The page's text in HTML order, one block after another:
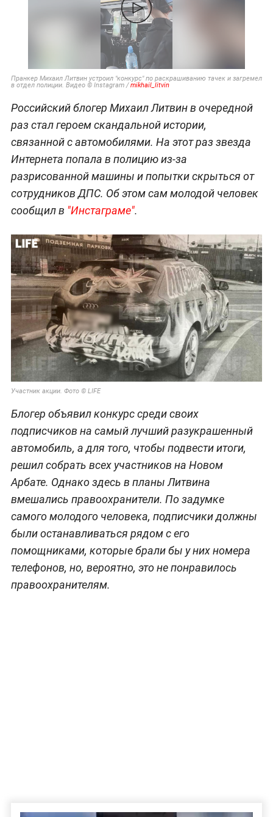
Пранкер Михаил Литвин устроил "конкурс" по раскрашиванию тачек и загремел
в отдел полиции. Видео © Instagram /mikhail_litvin
Российский блогер Михаил Литвин в очередной
раз стал героем скандальной истории,
связанной с автомобилями. На этот раз звезда
Интернета попала в полицию из-за
разрисованной машины и попытки скрыться от
сотрудников ДПС. Об этом сам молодой человек
сообщил в "Инстаграме".
Участник акции. Фото © LIFE
Блогер объявил конкурс среди своих
подписчиков на самый лучший разукрашенный
автомобиль, а для того, чтобы подвести итоги,
решил собрать всех участников на Новом
Арбате. Однако здесь в планы Литвина
вмешались правоохранители. По задумке
самого молодого человека, подписчики должны
были останавливаться рядом с его
помощниками, которые брали бы у них номера
телефонов, но, вероятно, это не понравилось
правоохранителям.